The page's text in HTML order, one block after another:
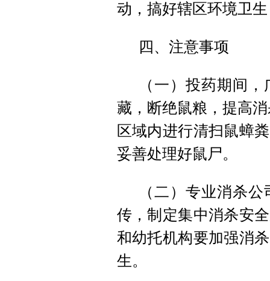
动，搞好辖区环境卫
四、注意事项
（一）投药期间
藏，断绝鼠粮，提高
区域内进行清扫鼠蟑
妥善处理好鼠尸。
（二）专业消杀
传，制定集中消杀安
和幼托机构要加强消
生。